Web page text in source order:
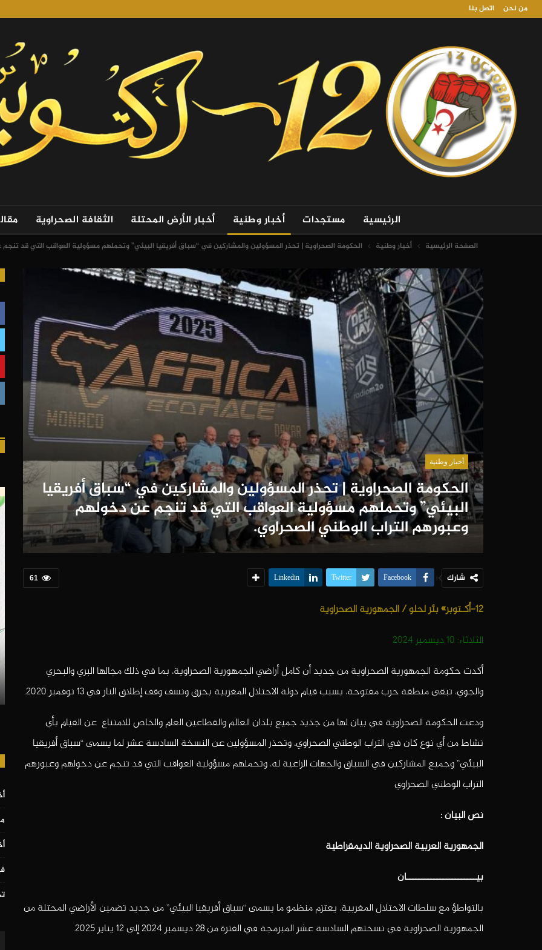
من نحن اتصل بنا
الرئيسية مستجدات أخبار وطنية أخبار الأرض المحتلة الثقافة الصحراوية
الصفحة الرئيسية أخبار وطنية الحكومة الصحراوية | تحذر المسؤولين والمشاركين في “سباق أفريقيا البيئي” وتحملهم مسؤولية العواقب التي قد
أخبار وطنية
الحكومة الصحراوية | تحذر المسؤولين والمشاركين في “سباق أفريقيا
البيئي” وتحملهم مسؤولية العواقب التي قد تنجم عن دخولهم
وعبورهم التراب الوطني الصحراوي.
61 شارك Facebook
Twitter
Linkedin
12-أكـتوبر» بئر لحلو / الجمهورية الصحراوية
الثلاثاء: 10 ديسمبر 2024
أكدت حكومة الجمهورية الصحراوية من جديد أن كامل أراضي الجمهورية الصحراوية، بما في ذلك مجالها البري والبحري
والجوي، تبقى منطقة حرب مفتوحة، بسبب قيام دولة الاحتلال المغربية بخرق ونسف وقف إطلاق النار في 13 نوفمبر 2020.
ودعت الحكومة الصحراوية في بيان لها من جديد جميع بلدان العالم والقطاعين العام والخاص للامتناع عن القيام بأي
نشاط من أي نوع كان في التراب الوطني الصحراوي، وتحذر المسؤولين عن النسخة السادسة عشر لما يسمى “سباق أفريقيا
البيئي” وجميع المشاركين في السباق والجهات الراعية له، وتحملهم مسؤولية العواقب التي قد تنجم عن دخولهم وعبورهم
التراب الوطني الصحراوي
نص البيان :
الجمهورية العربية الصحراوية الديمقراطية
بيـــــــــــــــــــــــان
بالتواطؤ مع سلطات الاحتلال المغربية، يعتزم منظمو ما يسمى “سباق أفريقيا البيئي” من جديد تضمين الأراضي المحتلة من
الجمهورية الصحراوية في نسختهم السادسة عشر المبرمجة في الفترة من 28 ديسمبر 2024 إلى 12 يناير 2025.